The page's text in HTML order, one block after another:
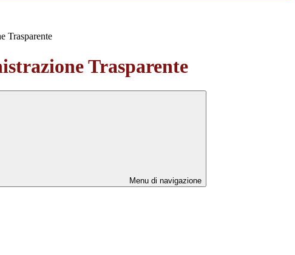
Trasparente
Trasparente
Menu di navigazione